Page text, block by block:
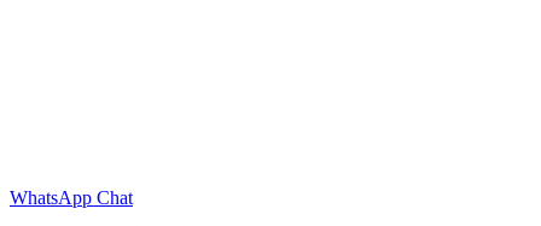
WhatsApp Chat